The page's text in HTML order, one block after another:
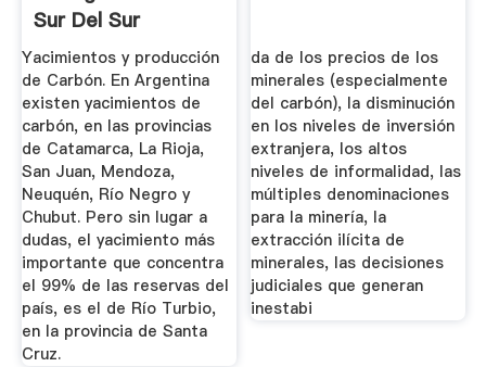
Sur Del Sur
Yacimientos y producción
de Carbón. En Argentina
existen yacimientos de
carbón, en las provincias
de Catamarca, La Rioja,
San Juan, Mendoza,
Neuquén, Río Negro y
Chubut. Pero sin lugar a
dudas, el yacimiento más
importante que concentra
el 99% de las reservas del
país, es el de Río Turbio,
en la provincia de Santa
Cruz.
da de los precios de los
minerales (especialmente
del carbón), la disminución
en los niveles de inversión
extranjera, los altos
niveles de informalidad, las
múltiples denominaciones
para la minería, la
extracción ilícita de
minerales, las decisiones
judiciales que generan
inestabi